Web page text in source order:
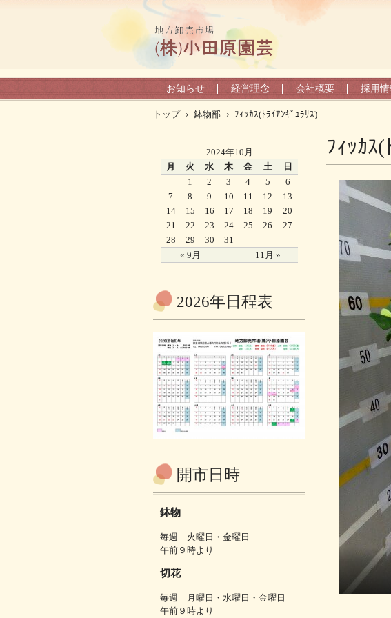
お知らせ 経営理念 会社概要 採用情
トップ › 鉢物部 › ﾌｨｯｶｽ(ﾄﾗｲｱﾝｷﾞｭﾗﾘｽ)
ﾌｨｯｶｽ(
2024年10月
月
火 水 木 金 土 日
« 9月 11月 »
1 2 3 4 5
6
7
8 9 10 11 12
13
14
15 16 17 18 19
20
21
22 23 24 25 26
27
28
29 30 31
2026年日程表
開市日時
鉢物
毎週 火曜日・金曜日
午前９時より
切花
毎週 月曜日・水曜日・金曜日
午前９時より